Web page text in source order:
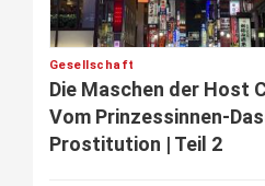
Gesellschaft
Die Maschen der Host
Vom Prinzessinnen-
Prostitution | Teil 2